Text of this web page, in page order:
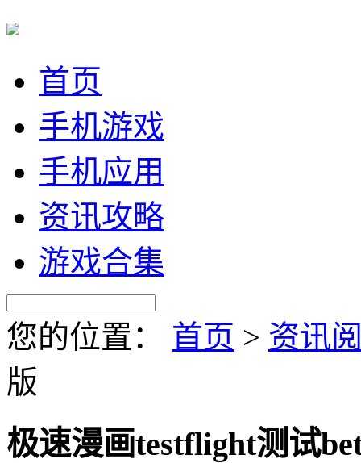
首页
手机游戏
手机应用
资讯攻略
游戏合集
您的位置： 首页 > 资讯
版
极速漫画testflight测试